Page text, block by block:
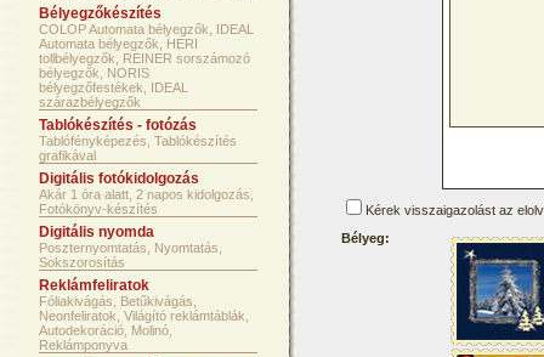
Bélyegzőkészítés
COLOP Automata bélyegzők, IDEAL
Automata bélyegzők, HERI
tollbélyegzők, REINER sorszámozó
bélyegzők, NORIS
bélyegzőfestékek, IDEAL
szárazbélyegzők
Tablókészítés - fotózás
Tablófényképezés, Tablókészítés
grafikával
Digitális fotókidolgozás
Akár 1 óra alatt, 2 napos kidolgozás,
Fotókönyv-készítés
Digitális nyomda
Poszternyomtatás, Nyomtatás,
Sokszorosítás
Reklámfeliratok
Fóliakivágás, Betűkivágás,
Neonfeliratok, Világító reklámtáblák,
Autodekoráció, Molinó,
Reklámponyva
Kérek visszaigazolást az
Bélyeg: